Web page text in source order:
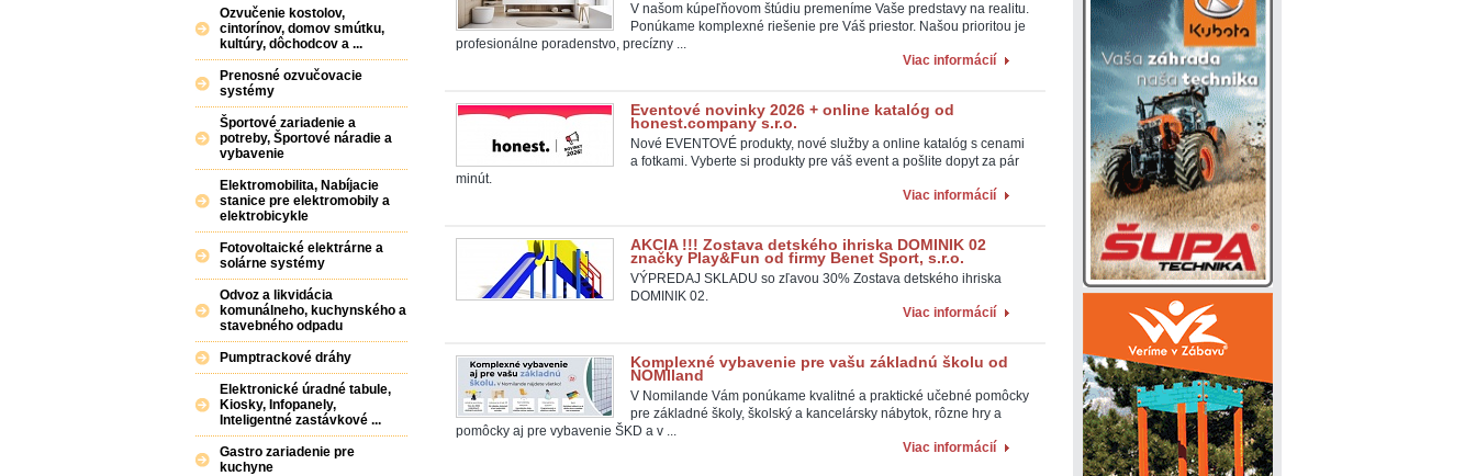
Ozvučenie kostolov,
cintorínov, domov smútku,
kultúry, dôchodcov a ...
Prenosné ozvučovacie
systémy
Športové zariadenie a
potreby, Športové náradie a
vybavenie
Elektromobilita, Nabíjacie
stanice pre elektromobily a
elektrobicykle
Fotovoltaické elektrárne a
solárne systémy
Odvoz a likvidácia
komunálneho, kuchynského a
stavebného odpadu
Pumptrackové dráhy
Elektronické úradné tabule,
Kiosky, Infopanely,
Inteligentné zastávkové ...
Gastro zariadenie pre
kuchyne
V našom kúpeľňovom štúdiu premeníme Vaše predstavy na realitu.
Ponúkame komplexné riešenie pre Váš priestor. Našou prioritou je
profesionálne poradenstvo, precízny ...
Viac informácií
Eventové novinky 2026 + online katalóg od
honest.company s.r.o.
Nové EVENTOVÉ produkty, nové služby a online katalóg s cenami
a fotkami. Vyberte si produkty pre váš event a pošlite dopyt za pár
minút.
Viac informácií
AKCIA !!! Zostava detského ihriska DOMINIK 02
značky Play&Fun od firmy Benet Sport, s.r.o.
VÝPREDAJ SKLADU so zľavou 30% Zostava detského ihriska
DOMINIK 02.
Viac informácií
Komplexné vybavenie pre vašu základnú školu od
NOMIland
V Nomilande Vám ponúkame kvalitné a praktické učebné pomôcky
pre základné školy, školský a kancelársky nábytok, rôzne hry a
pomôcky aj pre vybavenie ŠKD a v ...
Viac informácií